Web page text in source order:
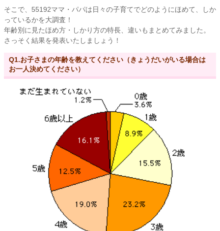
そこで、55192ママ・パパは日々の子育てでどのようにほめて、しか
っているかを大調査！
年齢別に見たほめ方・しかり方の特長、違いもまとめてみました。
さっそく結果を発表いたしましょう！
Q1.お子さまの年齢を教えてください（きょうだいがいる場合は
お一人決めてください）